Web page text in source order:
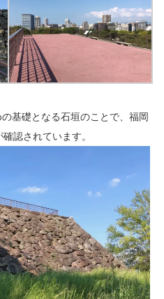
基礎となる石垣のことで、福岡
認されています。